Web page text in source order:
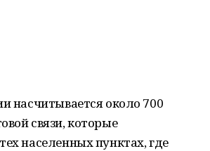
насчитывается около 700
связи, которые
населенных пунктах, где